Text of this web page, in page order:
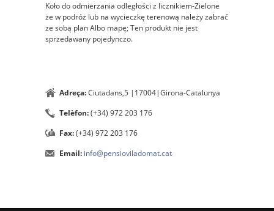
Koło do odmierzania odległości z licznikiem-Zielone
że w podróż lub na wycieczkę terenową należy zabrać
ze sobą plan Albo mapę; Ten produkt nie jest
sprzedawany pojedynczo.
Adreça:Ciutadans,5 |17004|Girona-Catalunya
Telèfon:(+34) 972 203 176
Fax:(+34) 972 203 176
Email: info@pensioviladomat.cat